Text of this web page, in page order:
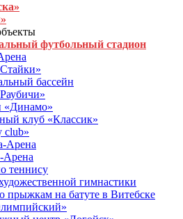
футбольный стадион
бассейн
«Динамо»
клуб «Классик»
club»
Арена
Арена
теннису
гимнастики
прыжкам на батуте в Витебске